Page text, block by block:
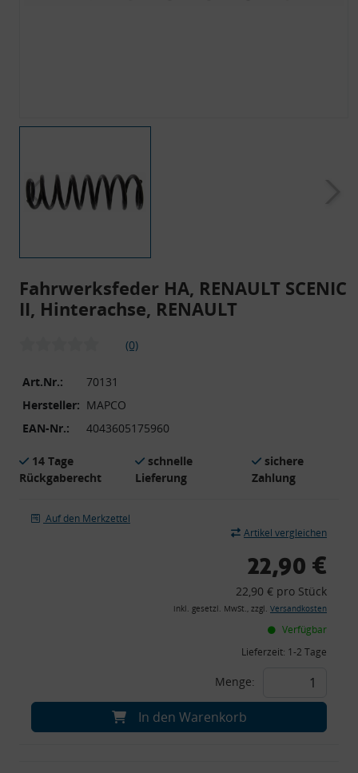
Fahrwerksfeder HA, RENAULT SCENIC
II, Hinterachse, RENAULT
(0)
Art.Nr.:
70131
Hersteller: MAPCO
EAN-Nr.:
4043605175960
14 Tage
Rückgaberecht
schnelle
Lieferung
sichere
Zahlung
Auf den Merkzettel
Artikel vergleichen
22,90 €
22,90 € pro Stück
inkl. gesetzl. MwSt., zzgl. Versandkosten
Verfügbar
Lieferzeit: 1-2 Tage
Menge:
In den Warenkorb